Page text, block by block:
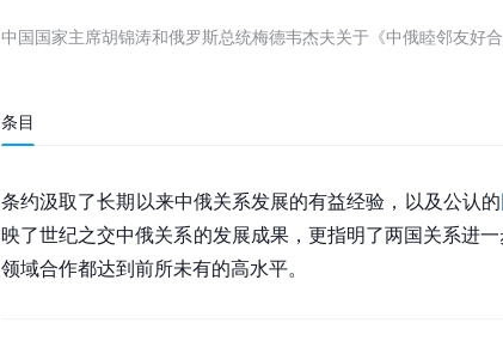
中国国家主席胡锦涛和俄罗斯总统梅德韦杰夫关于《中俄睦邻友好
条目
条约汲取了长期以来中俄关系发展的有益经验，以及公认的
映了世纪之交中俄关系的发展成果，更指明了两国关系进
领域合作都达到前所未有的高水平。